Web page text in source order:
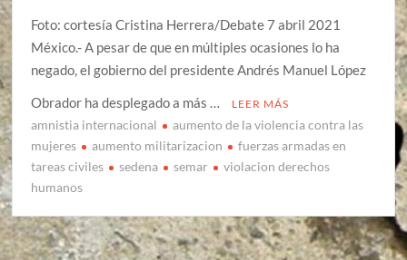
Foto: cortesía Cristina Herrera/Debate 7 abril 2021
México.- A pesar de que en múltiples ocasiones lo ha
negado, el gobierno del presidente Andrés Manuel López
Obrador ha desplegado a más …
LEER MÁS
amnistia internacional
aumento de la violencia contra las
mujeres
aumento militarizacion
fuerzas armadas en
tareas civiles
sedena semar
violacion derechos
humanos